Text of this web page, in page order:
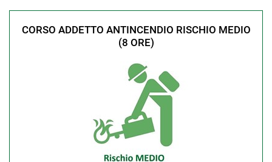
CORSO ADDETTO ANTINCENDIO RISCHIO MEDIO
(8 ORE)